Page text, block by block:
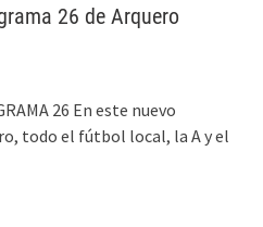
26 de Arquero
26 En este nuevo
todo el fútbol local, la A y el